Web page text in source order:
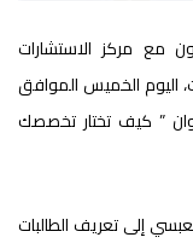
مع مركز الاستشارات
اليوم الخميس الموافق
عنوان ” كيف تختار تخصصك
إلى تعريف الطالبات